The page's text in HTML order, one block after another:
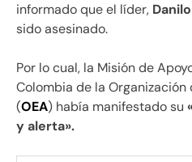
informado que el líder,
sido asesinado.
Por lo cual, la Misión de
Colombia de la
(OEA) había manifestado su
y alerta».